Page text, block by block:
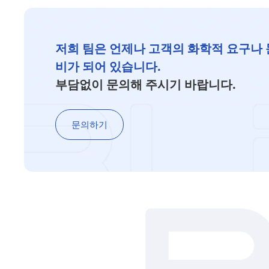
저희 팀은 언제나 고객의 화학적 요구
비가 되어 있습니다.
부담없이 문의해 주시기 바랍니다.
문의하기